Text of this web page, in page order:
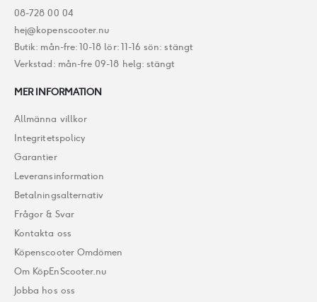
08-728 00 04
hej@kopenscooter.nu
Butik: mån-fre: 10-18 lör: 11-16 sön: stängt
Verkstad: mån-fre 09-18 helg: stängt
MER INFORMATION
Allmänna villkor
Integritetspolicy
Garantier
Leveransinformation
Betalningsalternativ
Frågor & Svar
Kontakta oss
Köpenscooter Omdömen
Om KöpEnScooter.nu
Jobba hos oss